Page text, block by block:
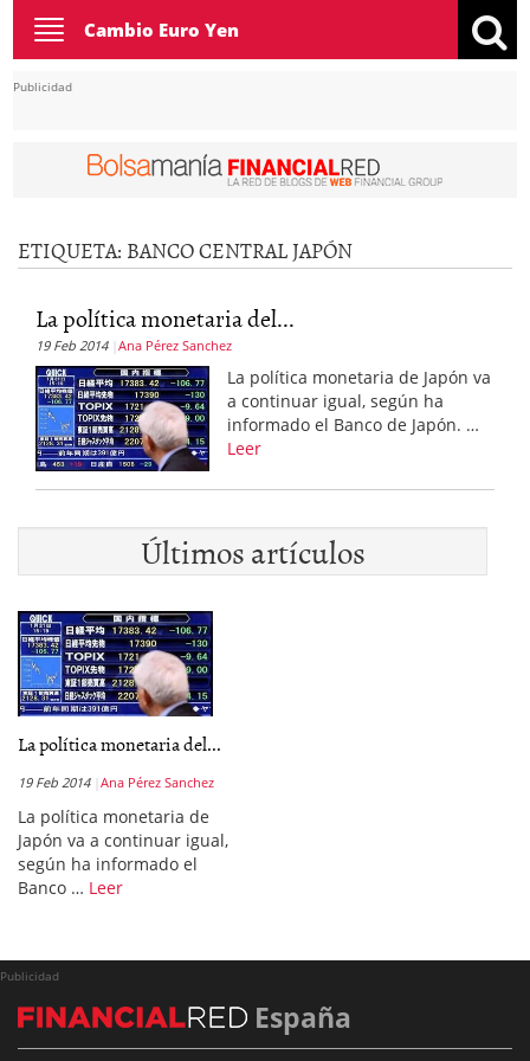
Toggle
navigation
Cambio Euro Yen
Publicidad
ETIQUETA: BANCO CENTRAL JAPÓN
La política monetaria del...
19 Feb 2014 Ana Pérez Sanchez
La política monetaria de Japón va
a continuar igual, según ha
informado el Banco de Japón. …
Leer
Últimos artículos
La política monetaria del...
19 Feb 2014 Ana Pérez Sanchez
La política monetaria de
Japón va a continuar igual,
según ha informado el
Banco … Leer
Publicidad
España